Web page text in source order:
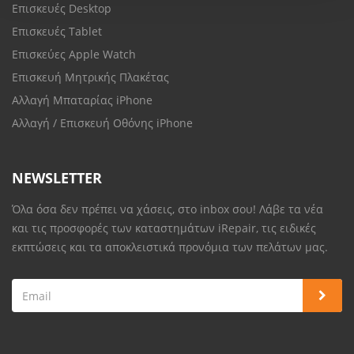
Επισκευές Desktop
Επισκευές Tablet
Επισκεύες Apple Watch
Επισκευή Μητρικής Πλακέτας
Αλλαγή Μπαταρίας iPhone
Αλλαγή / Επισκευή Οθόνης iPhone
NEWSLETTER
Όλα όσα δεν πρέπει να χάσεις, στο inbox σου! Λάβε τα νέα
και τις προσφορές των καταστημάτων iRepair, τις ειδικές
εκπτώσεις και τα αποκλειστικά προνόμια των πελάτων μας.